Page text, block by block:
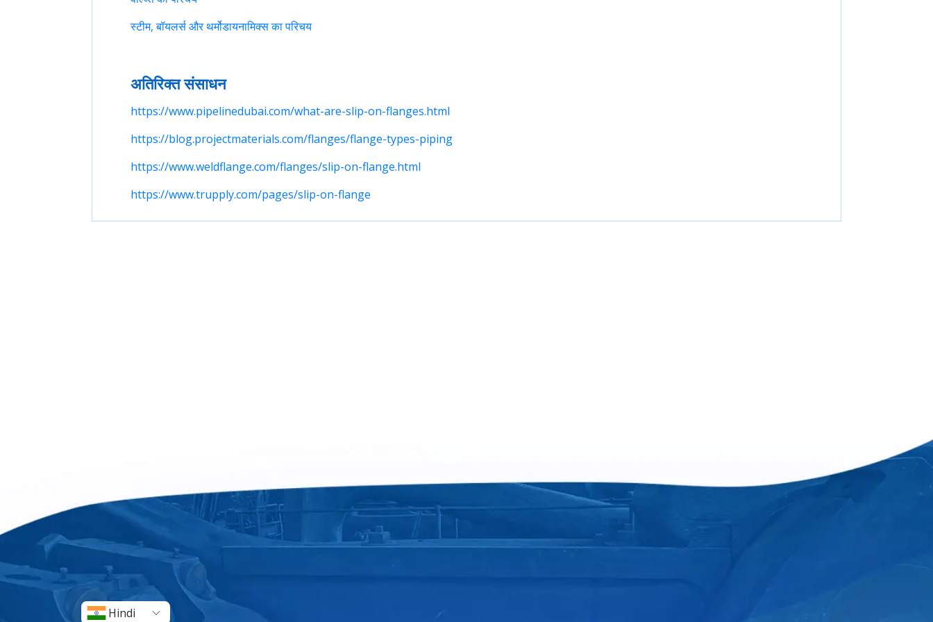
स्टीम, बॉयलर्स और थर्मोडायनामिक्स का परिचय
अतिरिक्त संसाधन
https://www.pipelinedubai.com/what-are-slip-on-flanges.html
https://blog.projectmaterials.com/flanges/flange-types-piping
https://www.weldflange.com/flanges/slip-on-flange.html
https://www.trupply.com/pages/slip-on-flange
Hindi